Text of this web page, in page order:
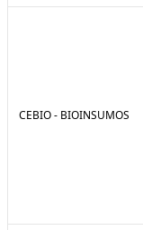
CEBIO - BIOINSUMOS